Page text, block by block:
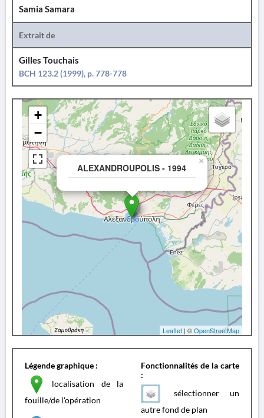
Samia Samara
Extrait de
Gilles Touchais
BCH 123.2 (1999), p. 778-778
ALEXANDROUPOLIS - 1994
×
+
−
Leaflet | ©OpenStreetMap
Légende graphique :
localisation de la
fouille/de l'opération
Fonctionnalités de la carte
:
sélectionner un
autre fond de plan